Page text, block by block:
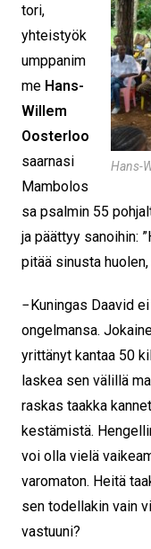
Hans-
tori,
yhteistyök
umppanim
me Hans-
Willem
Oosterloo
saarnasi
Mambolos
sa psalmin 55
ja päättyy sanoihin:
pitää sinusta huolen,
− Kuningas Daavid
ongelmansa.
yrittänyt kantaa 50
laskea sen välillä
raskas taakka
kestämistä.
voi olla vielä
varomaton. Heitä
sen todellakin vain
vastuuni?